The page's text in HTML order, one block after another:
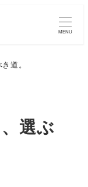
MENU
道。
選ぶ